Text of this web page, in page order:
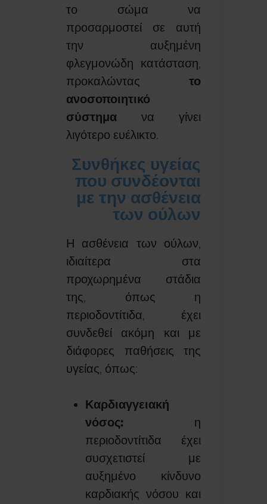
το σώμα να
προσαρμοστεί σε αυτή
την αυξημένη
φλεγμονώδη κατάσταση,
προκαλώνταςτο
ανοσοποιητικό
σύστημανα γίνει
λιγότερο ευέλικτο.
Συνθήκες υγείας
που συνδέονται
με την ασθένεια
των ούλων
Η ασθένεια των ούλων,
ιδιαίτερα στα
προχωρημένα στάδια
της, όπως η
περιοδοντίτιδα, έχει
συνδεθεί ακόμη και με
διάφορες παθήσεις της
υγείας, όπως:
Καρδιαγγειακή
νόσος:η
περιοδοντίτιδα έχει
συσχετιστεί με
αυξημένο κίνδυνο
καρδιακής νόσου και